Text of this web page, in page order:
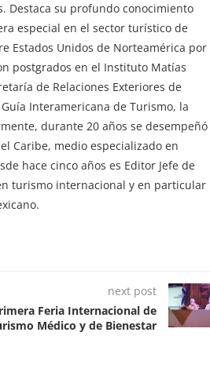
Destaca su profundo conocimiento
especial en el sector turístico de
Estados Unidos de Norteamérica por
postgrados en el Instituto Matías
de Relaciones Exteriores de
Interamericana de Turismo, la
durante 20 años se desempeñó
Caribe, medio especializado en
hace cinco años es Editor Jefe de
turismo internacional y en particular
next post
Feria Internacional de
Médico y de Bienestar